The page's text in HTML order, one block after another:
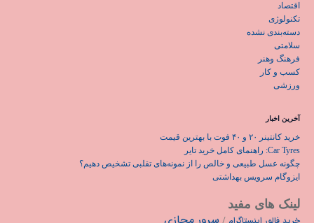
اقتصاد
تکنولوژی
دسته‌بندی نشده
سلامتی
فرهنگ وهنر
کسب و کار
ورزشی
آخرین اخبار
خرید کانتینر ۲۰ و ۴۰ فوت با بهترین قیمت
Car Tyres: راهنمای کامل خرید تایر
چگونه عسل طبیعی و خالص را از نمونه‌های تقلبی تشخیص دهیم؟
ایزوگام سرویس بهداشتی
لینک های مفید